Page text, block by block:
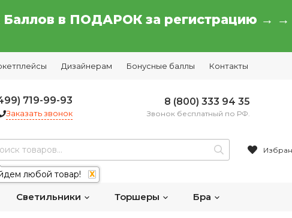
Баллов в ПОДАРОК за регистрацию →
Дизайнерам Бонусные баллы Контакты
719-99-93
Заказать звонок
8 (800) 333 94 35
Звонок бесплатный по РФ.
любой товар! X
Светильники Торшеры Бра